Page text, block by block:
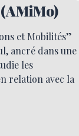
et Mobilités”
ancré dans une
les
relation avec la